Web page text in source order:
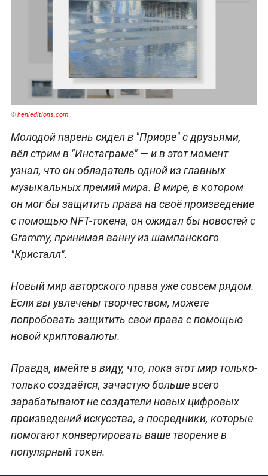
© henieditions.com
Молодой парень сидел в "Приоре" с друзьями,
вёл стрим в "Инстаграме" — и в этот момент
узнал, что он обладатель одной из главных
музыкальных премий мира. В мире, в котором
он мог бы защитить права на своё произведение
с помощью NFT-токена, он ожидал бы новостей с
Grammy, принимая ванну из шампанского
"Кристалл".
Новый мир авторского права уже совсем рядом.
Если вы увлечены творчеством, можете
попробовать защитить свои права с помощью
новой криптовалюты.
Правда, имейте в виду, что, пока этот мир только-
только создаётся, зачастую больше всего
зарабатывают не создатели новых цифровых
произведений искусства, а посредники, которые
помогают конвертировать ваше творение в
популярный токен.